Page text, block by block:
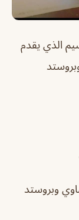
الذي يقدم
وبروستد